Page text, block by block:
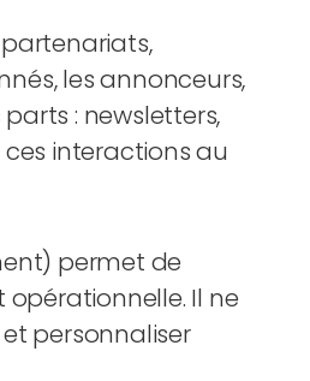
les annonceurs,
: newsletters,
interactions au
permet de
opérationnelle. Il ne
personnaliser